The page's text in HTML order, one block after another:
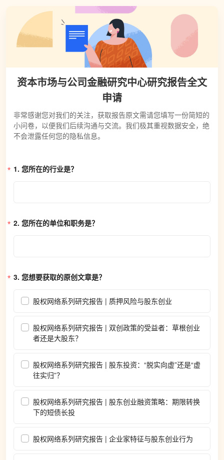
资本市场与公司金融研究中心研究报告全文
申请
非常感谢您对我们的关注，获取报告原文需请您填写一份简短的
小问卷，以便我们后续沟通与交流。我们极其重视数据安全，绝
不会泄露任何您的隐私信息。
1. 您所在的行业是？
2. 您所在的单位和职务是？
3. 您想要获取的原创文章是？
股权网络系列研究报告 | 质押风险与股东创业
股权网络系列研究报告 | 双创政策的受益者：草根创业
者还是大股东？
股权网络系列研究报告 | 股东投资：“脱实向虚”还是“虚
往实归”？
股权网络系列研究报告 | 股东创业融资策略：期限转换
下的短债长投
股权网络系列研究报告 | 企业家特征与股东创业行为